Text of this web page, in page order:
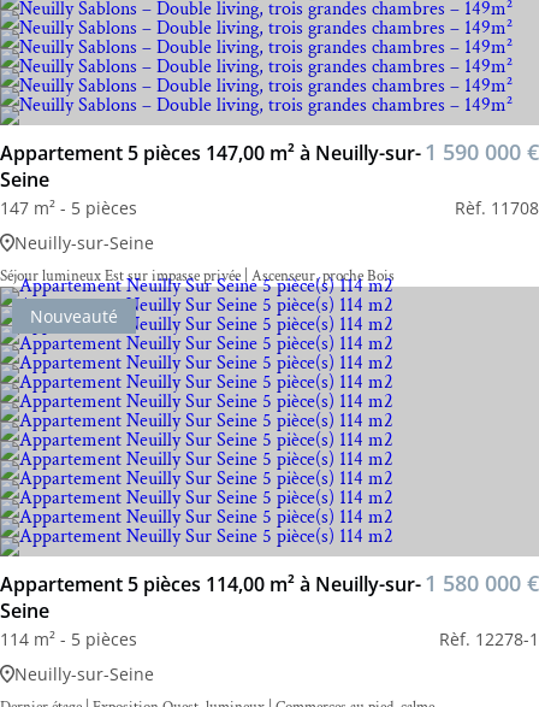
Appartement 5 pièces 147,00 m² à Neuilly-sur-
Seine
1 590 000 €
147 m² - 5 pièces
Rèf. 11708
Neuilly-sur-Seine
Séjour lumineux Est sur impasse privée | Ascenseur, proche Bois
Nouveauté
Appartement 5 pièces 114,00 m² à Neuilly-sur-
Seine
1 580 000 €
114 m² - 5 pièces
Rèf. 12278-1
Neuilly-sur-Seine